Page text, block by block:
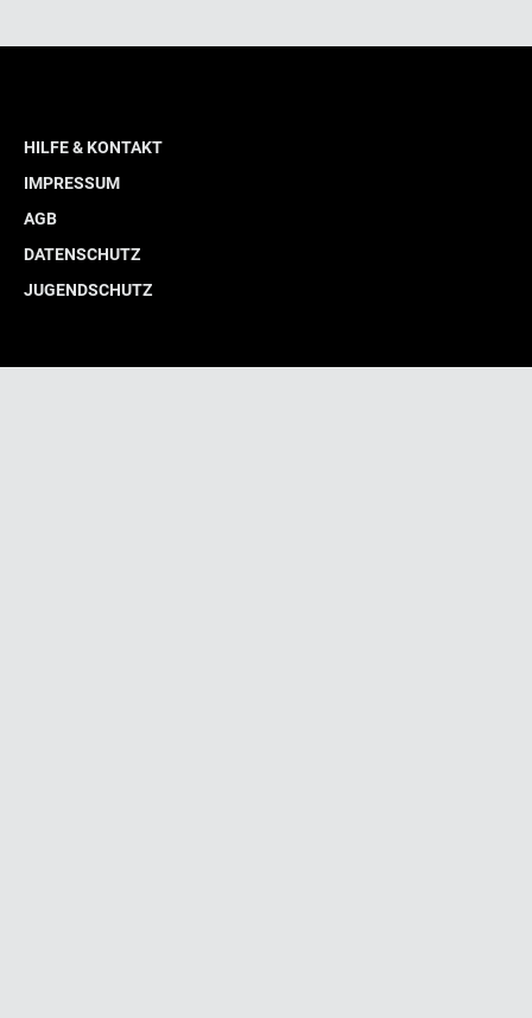
HILFE & KONTAKT
IMPRESSUM
AGB
DATENSCHUTZ
JUGENDSCHUTZ